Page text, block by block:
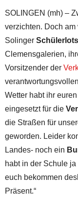
SOLINGEN (mh) –
verzichten. Doch
Solinger
Clemensgalerien,
Vorsitzender der
Wetter habt ihr
eingesetzt für die
die Straßen für
geworden. Leider
Landes- noch ein
habt in der Schule
euch bekommen
Präsent.“